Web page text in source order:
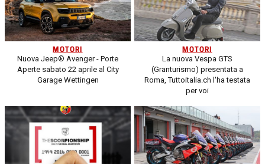
MOTORI
Nuova Jeep® Avenger - Porte
Aperte sabato 22 aprile al City
Garage Wettingen
MOTORI
La nuova Vespa GTS
(Granturismo) presentata a
Roma, Tuttoitalia.ch l'ha testata
per voi